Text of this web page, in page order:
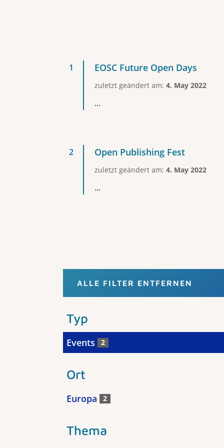
EOSC Future Open Days
zuletzt geändert am: 4. May 2022
...
Open Publishing Fest
zuletzt geändert am: 4. May 2022
...
ALLE FILTER ENTFERNEN
Typ
Events 2
Ort
Europa 2
Thema